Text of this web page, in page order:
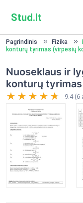
Stud.lt
Pagrindinis Fizika
konturų tyrimas (virpesių
Nuoseklaus ir
konturų
9.4 (6